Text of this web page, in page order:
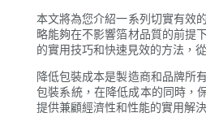
本文將為您介紹一系列切實有效
略能夠在不影響箔材品質的前提
的實用技巧和快速見效的方法，
降低包裝成本是製造商和品牌所
包裝系統，在降低成本的同時，
提供兼顧經濟性和性能的實用解